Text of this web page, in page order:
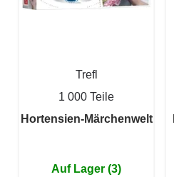
Trefl
1 000 Teile
Hortensien-Märchenwelt
Auf Lager (3)